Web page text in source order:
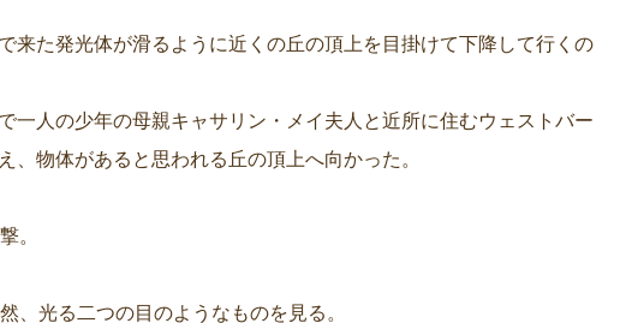
来た発光体が滑るように近くの丘の頂上を目掛けて下降して行くの
一人の少年の母親キャサリン・メイ夫人と近所に住むウェストバー
物体があると思われる丘の頂上へ向かった。
。
、光る二つの目のようなものを見る。